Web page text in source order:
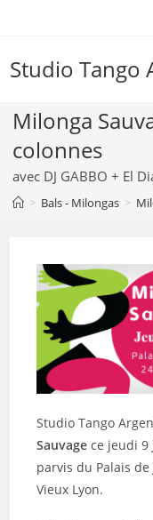
Studio Tango
Milonga
colonnes
avec DJ GABBO + El
> Bals - Milongas >
Studio Tango
Sauvage ce jeudi 9
parvis du Palais
Vieux Lyon.